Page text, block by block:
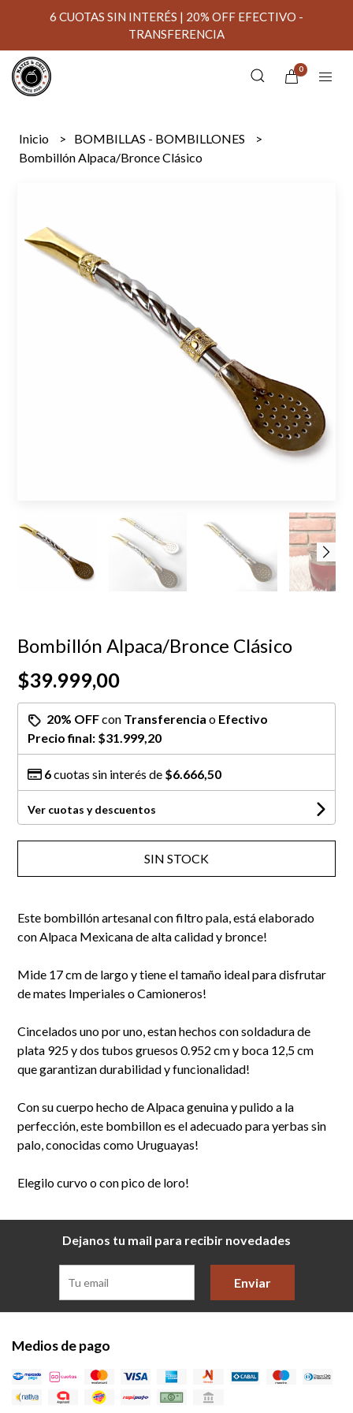
6 CUOTAS SIN INTERÉS | 20% OFF EFECTIVO -
TRANSFERENCIA
0
Inicio
BOMBILLAS - BOMBILLONES
Bombillón Alpaca/Bronce Clásico
Bombillón Alpaca/Bronce Clásico
$39.999,00
20% OFFcon Transferencia o Efectivo
Precio final: $31.999,20
6cuotas sin interés de $6.666,50
Ver cuotas y descuentos
SIN STOCK
Este bombillón artesanal con filtro pala, está elaborado
con Alpaca Mexicana de alta calidad y bronce!
Mide 17 cm de largo y tiene el tamaño ideal para disfrutar
de mates Imperiales o Camioneros!
Cincelados uno por uno, estan hechos con soldadura de
plata 925 y dos tubos gruesos 0.952 cm y boca 12,5 cm
que garantizan durabilidad y funcionalidad!
Con su cuerpo hecho de Alpaca genuina y pulido a la
perfección, este bombillon es el adecuado para yerbas sin
palo, conocidas como Uruguayas!
Elegilo curvo o con pico de loro!
Dejanos tu mail para recibir novedades
Enviar
Medios de pago